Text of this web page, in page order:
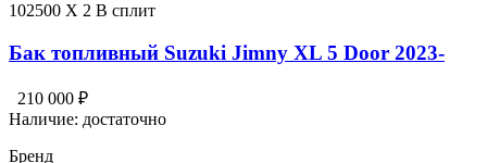
102500 X 2 В сплит
Бак топливный Suzuki Jimny XL 5 Door 2023-
210 000 ₽
Наличие: достаточно
Бренд